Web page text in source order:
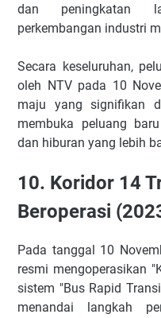
dan peningkatan
perkembangan industri
Secara keseluruhan,
oleh NTV pada 10
maju yang signifikan
membuka peluang
dan hiburan yang lebih
10. Koridor 14
Beroperasi
Pada tanggal 10
resmi mengoperasikan
sistem "Bus Rapid
menandai langkah